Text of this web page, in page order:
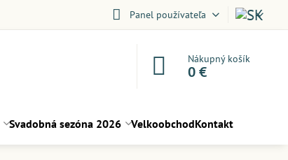
Panel používateľa
Nákupný košík
0 €
Svadobná sezóna 2026 VelkoobchodKontakt